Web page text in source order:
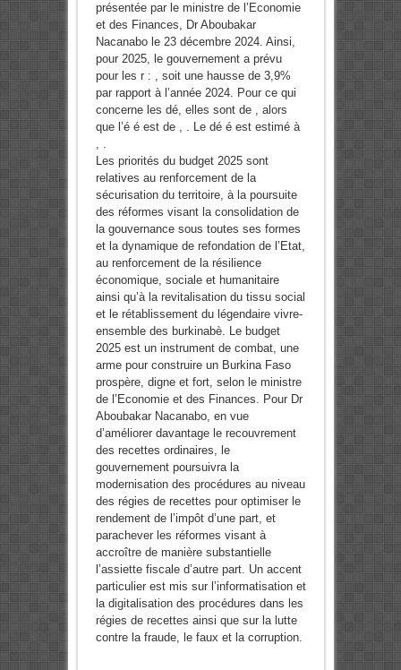
présentée par le ministre de l’Economie
et des Finances, Dr Aboubakar
Nacanabo le 23 décembre 2024. Ainsi,
pour 2025, le gouvernement a prévu
pour les r : , soit une hausse de 3,9%
par rapport à l’année 2024. Pour ce qui
concerne les dé, elles sont de , alors
que l’é é est de , . Le dé é est estimé à
Les priorités du budget 2025 sont
relatives au renforcement de la
sécurisation du territoire, à la poursuite
des réformes visant la consolidation de
la gouvernance sous toutes ses formes
et la dynamique de refondation de l’Etat,
au renforcement de la résilience
économique, sociale et humanitaire
ainsi qu’à la revitalisation du tissu social
et le rétablissement du légendaire vivre-
ensemble des burkinabè. Le budget
2025 est un instrument de combat, une
arme pour construire un Burkina Faso
prospère, digne et fort, selon le ministre
de l’Economie et des Finances. Pour Dr
Aboubakar Nacanabo, en vue
d’améliorer davantage le recouvrement
des recettes ordinaires, le
gouvernement poursuivra la
modernisation des procédures au niveau
des régies de recettes pour optimiser le
rendement de l’impôt d’une part, et
parachever les réformes visant à
accroître de manière substantielle
l’assiette fiscale d’autre part. Un accent
particulier est mis sur l’informatisation et
la digitalisation des procédures dans les
régies de recettes ainsi que sur la lutte
contre la fraude, le faux et la corruption.